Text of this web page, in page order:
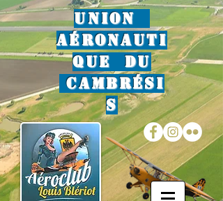
Union
Aéronauti
que du
Cambrési
s